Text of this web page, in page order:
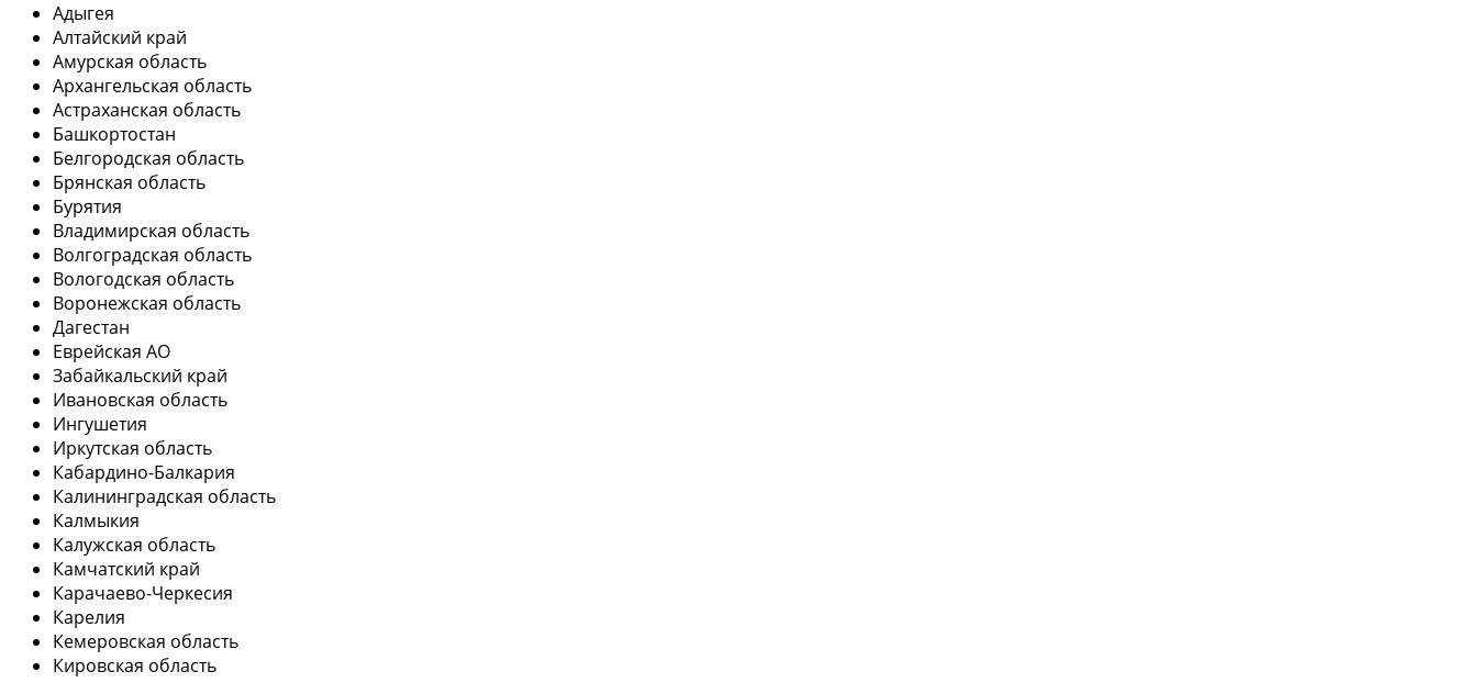
Адыгея
Алтайский край
Амурская область
Архангельская область
Астраханская область
Башкортостан
Белгородская область
Брянская область
Бурятия
Владимирская область
Волгоградская область
Вологодская область
Воронежская область
Дагестан
Еврейская АО
Забайкальский край
Ивановская область
Ингушетия
Иркутская область
Кабардино-Балкария
Калининградская область
Калмыкия
Калужская область
Камчатский край
Карачаево-Черкесия
Карелия
Кемеровская область
Кировская область